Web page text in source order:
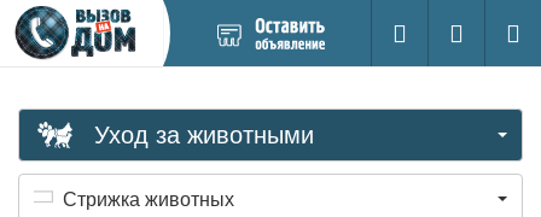
новое
Поиск
Вход на
Уход за животными
Стрижка животных